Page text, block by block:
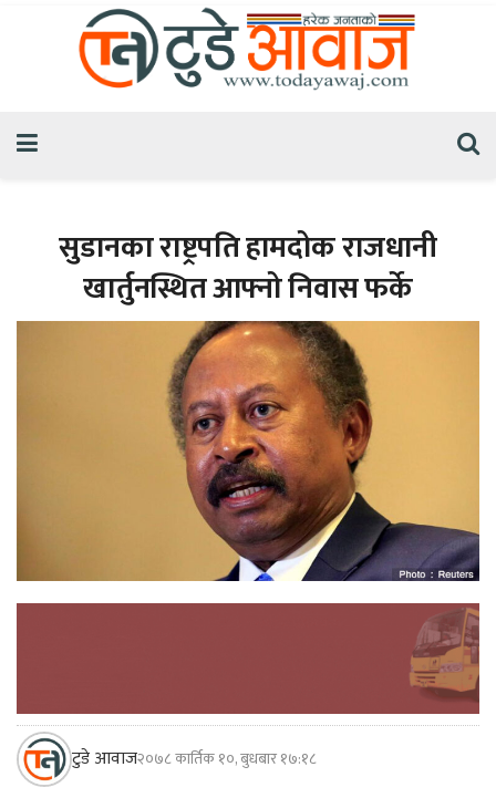
सुडानका राष्ट्रपति हामदोक राजधानी
खार्तुनस्थित आफ्नो निवास फर्के
टुडे आवाज२०७८ कार्तिक १०, बुधबार १७:१८